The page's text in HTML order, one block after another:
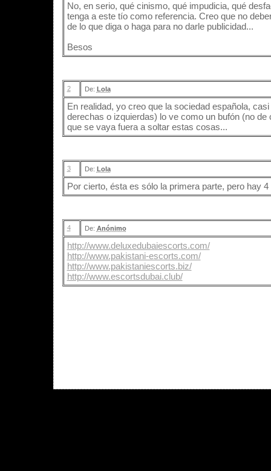
No, en serio, qué cinismo, qué impudicia, qué
tenga a este tío como referencia. Creo que no
de lo que diga o haga para no darle publicidad...
Besos
2 De: Lola
En realidad, yo creo que la sociedad española,
derechas o izquierdas) lo ve como un bufón (no de
que se vaya fuera a soltar estas cosas...
3 De: Lola
Por cierto, ésta es sólo la primera parte, pero hay
4 De: Anónimo
http://www.deluxedubaiescorts.com/
http://www.pakistani-escorts.com/
http://www.pakistaniescorts.biz/
http://www.escortsdubai.club/